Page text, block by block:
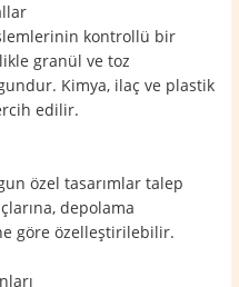
kontrollü bir
granül ve toz
Kimya, ilaç ve plastik
edilir.
özel tasarımlar talep
depolama
göre özelleştirilebilir.